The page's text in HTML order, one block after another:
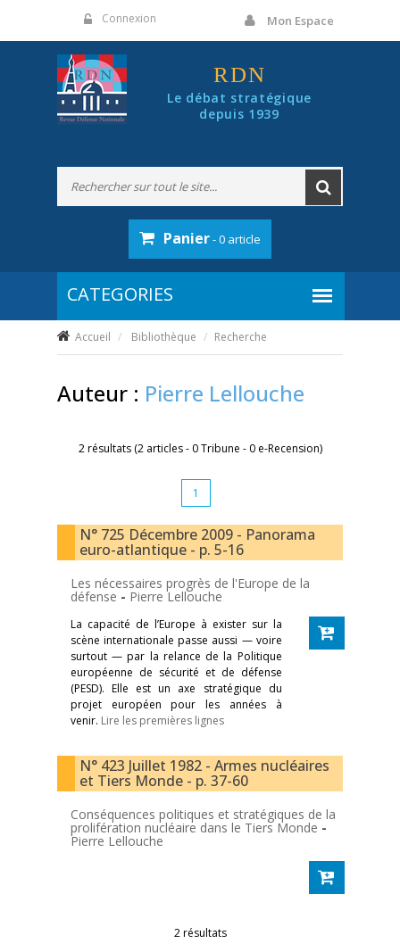
Connexion Mon Espace
RDN
Le débat stratégique
depuis 1939
Panier- 0 article
Accueil Bibliothèque Recherche
Auteur : Pierre Lellouche
2 résultats (2 articles - 0 Tribune - 0 e-Recension)
1
N° 725 Décembre 2009 - Panorama
euro-atlantique - p. 5-16
Les nécessaires progrès de l'Europe de la
défense - Pierre Lellouche
La capacité de l’Europe à exister sur la
scène internationale passe aussi — voire
surtout — par la relance de la Politique
européenne de sécurité et de défense
(PESD). Elle est un axe stratégique du
projet européen pour les années à
venir. Lire les premières lignes
N° 423 Juillet 1982 - Armes nucléaires
et Tiers Monde - p. 37-60
Conséquences politiques et stratégiques de la
prolifération nucléaire dans le Tiers Monde -
Pierre Lellouche
2 résultats